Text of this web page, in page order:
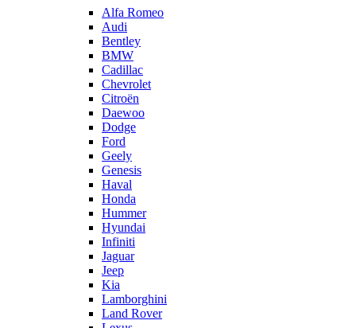
Alfa Romeo
Audi
Bentley
BMW
Cadillac
Chevrolet
Citroën
Daewoo
Dodge
Ford
Geely
Genesis
Haval
Honda
Hummer
Hyundai
Infiniti
Jaguar
Jeep
Kia
Lamborghini
Land Rover